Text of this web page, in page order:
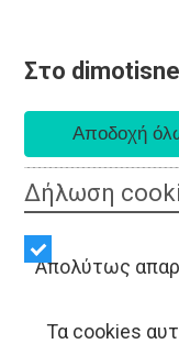
Στο
Δήλωση
Απολύτως
Τα cookies
ΕΙΔΗΣΕΙΣ